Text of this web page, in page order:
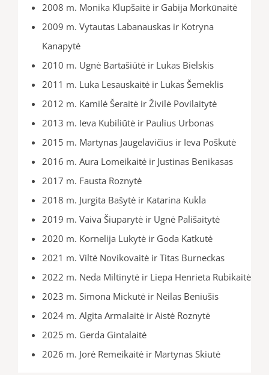
2008 m. Monika Klupšaitė ir Gabija Morkūnaitė
2009 m. Vytautas Labanauskas ir Kotryna
Kanapytė
2010 m. Ugnė Bartašiūtė ir Lukas Bielskis
2011 m. Luka Lesauskaitė ir Lukas Šemeklis
2012 m. Kamilė Šeraitė ir Živilė Povilaitytė
2013 m. Ieva Kubiliūtė ir Paulius Urbonas
2015 m. Martynas Jaugelavičius ir Ieva Poškutė
2016 m. Aura Lomeikaitė ir Justinas Benikasas
2017 m. Fausta Roznytė
2018 m. Jurgita Bašytė ir Katarina Kukla
2019 m. Vaiva Šiuparytė ir Ugnė Pališaitytė
2020 m. Kornelija Lukytė ir Goda Katkutė
2021 m. Viltė Novikovaitė ir Titas Burneckas
2022 m. Neda Miltinytė ir Liepa Henrieta Rubikaitė
2023 m. Simona Mickutė ir Neilas Beniušis
2024 m. Algita Armalaitė ir Aistė Roznytė
2025 m. Gerda Gintalaitė
2026 m. Jorė Remeikaitė ir Martynas Skiutė